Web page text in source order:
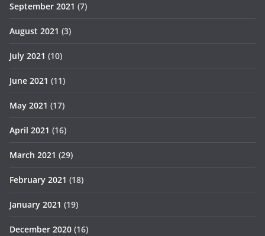
September 2021 (7)
August 2021 (3)
July 2021 (10)
June 2021 (11)
May 2021 (17)
April 2021 (16)
March 2021 (29)
February 2021 (18)
January 2021 (19)
December 2020 (16)